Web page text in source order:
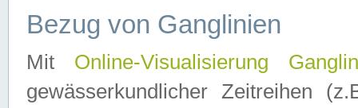
Bezug von Ganglinien
Mit Online-Visualisierung
gewässerkundlicher Zeitreihen